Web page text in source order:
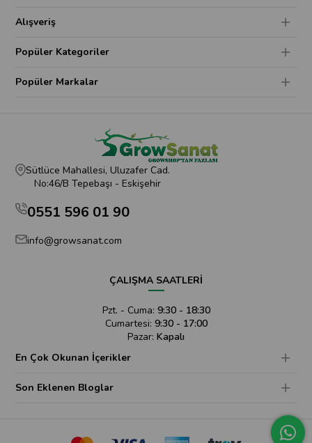
Alışveriş
Popüler Kategoriler
Popüler Markalar
Sütlüce Mahallesi, Uluzafer Cad.
No:46/B Tepebaşı - Eskişehir
0551 596 01 90
info@growsanat.com
ÇALIŞMA SAATLERİ
Pzt. - Cuma: 9:30 - 18:30
Cumartesi: 9:30 - 17:00
Pazar: Kapalı
En Çok Okunan İçerikler
Son Eklenen Bloglar